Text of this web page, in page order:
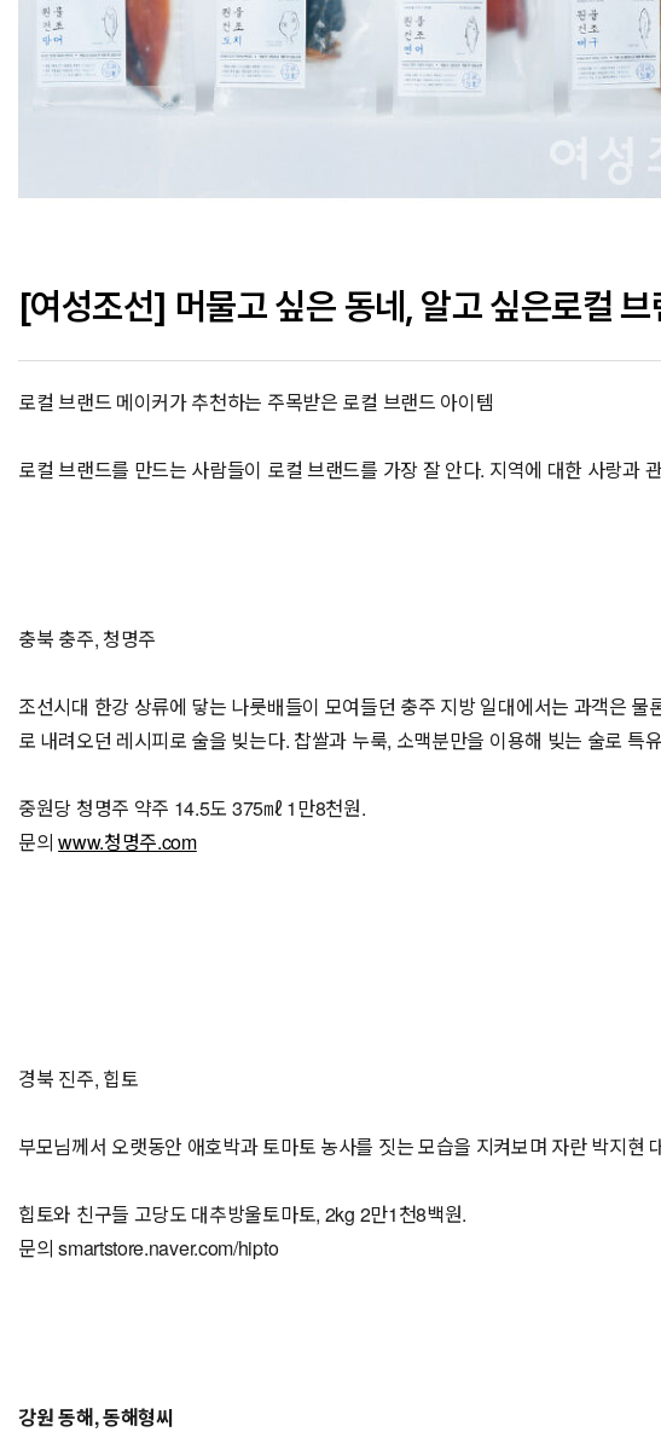
[여성조선] 머물고 싶은 동네, 알고 싶은로컬
로컬 브랜드 메이커가 추천하는 주목받은 로컬 브랜드 아이템
로컬 브랜드를 만드는 사람들이 로컬 브랜드를 가장 잘 안다. 지역에 대한 사랑과
충북 충주, 청명주
조선시대 한강 상류에 닿는 나룻배들이 모여들던 충주 지방 일대에서는 과객은
로 내려오던 레시피로 술을 빚는다. 찹쌀과 누룩, 소맥분만을 이용해 빚는 술로 특
중원당 청명주 약주 14.5도 375㎖ 1만8천원.
문의www.청명주.com
경북 진주, 힙토
부모님께서 오랫동안 애호박과 토마토 농사를 짓는 모습을 지켜보며 자란 박지현
힙토와 친구들 고당도 대추방울토마토, 2kg 2만1천8백원.
문의 smartstore.naver.com/hipto
강원 동해, 동해형씨